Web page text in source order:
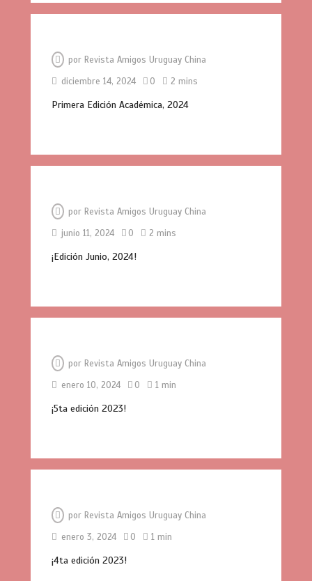
por Revista Amigos Uruguay China
diciembre 14, 2024
0 2 mins
Primera Edición Académica, 2024
por Revista Amigos Uruguay China
junio 11, 2024
0 2 mins
¡Edición Junio, 2024!
por Revista Amigos Uruguay China
enero 10, 2024
0 1 min
¡5ta edición 2023!
por Revista Amigos Uruguay China
enero 3, 2024
0 1 min
¡4ta edición 2023!